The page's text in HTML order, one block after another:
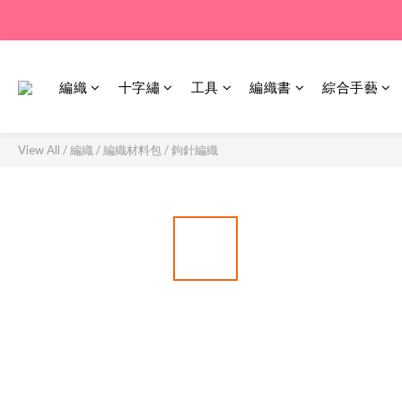
編織 十字繡 工具 編織書 綜合手藝
View All /編織 /編織材料包/鉤針編織